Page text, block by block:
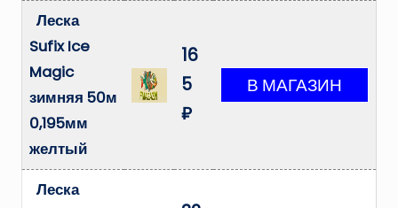
Леска
Sufix Ice
Magic
зимняя 50м
0,195мм
желтый
16
5
₽
Леска